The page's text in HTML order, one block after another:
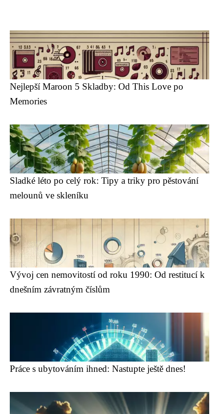
Nejlepší Maroon 5 Skladby: Od This Love po
Memories
Sladké léto po celý rok: Tipy a triky pro pěstování
melounů ve skleníku
Vývoj cen nemovitostí od roku 1990: Od restitucí k
dnešním závratným číslům
Práce s ubytováním ihned: Nastupte ještě dnes!